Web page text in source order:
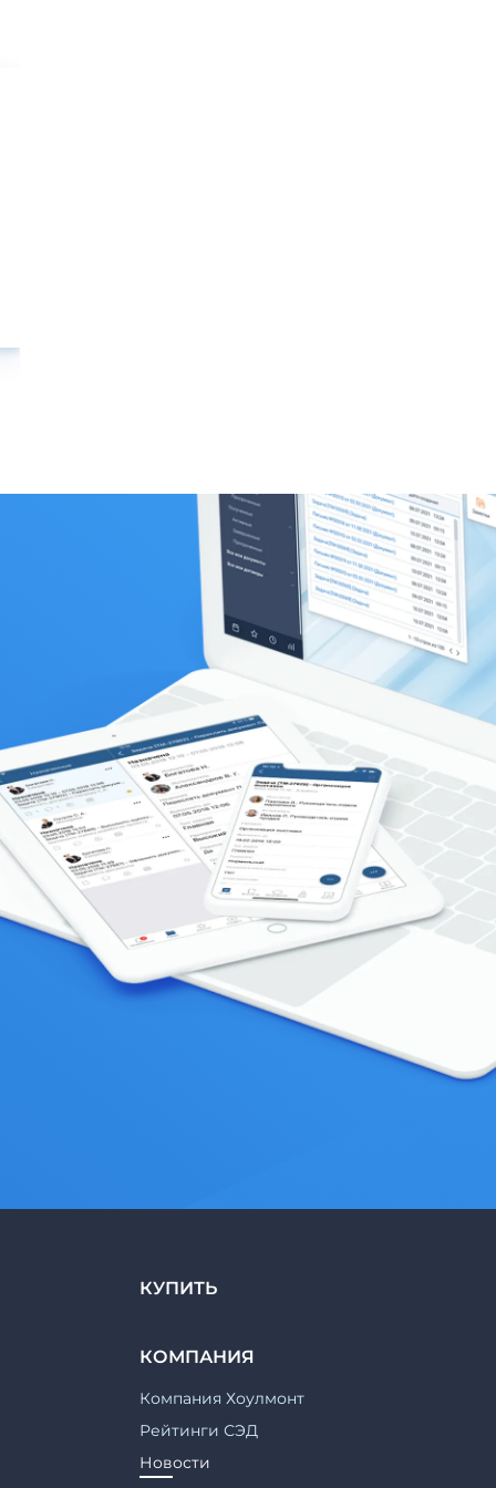
КУПИТЬ
КОМПАНИЯ
Компания Хоулмонт
Рейтинги СЭД
Новости